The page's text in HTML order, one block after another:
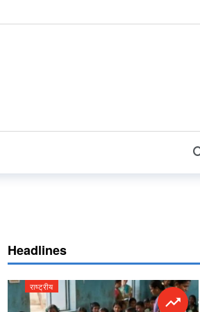
Headlines
राष्ट्रीय